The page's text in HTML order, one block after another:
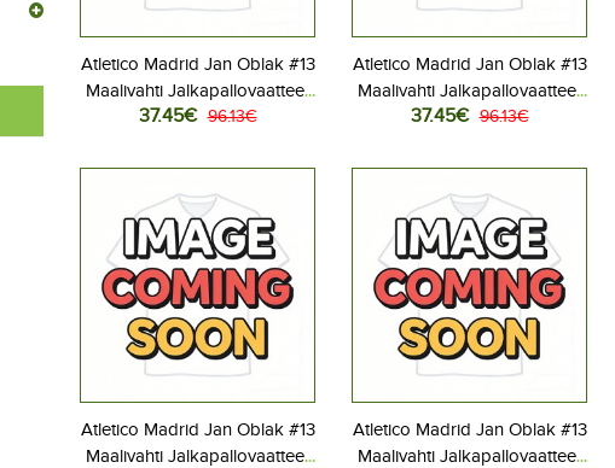
Atletico Madrid Jan Oblak #13
Maalivahti Jalkapallovaatteet
Lasten Kotipeliasu 2025-26
housut)
37.45€ 96.13€
Atletico Madrid Jan Oblak #13
Maalivahti Jalkapallovaatteet
Lasten Vieraspeliasu 2025-
housut)
37.45€ 96.13€
Atletico Madrid Jan Oblak #13
Maalivahti Jalkapallovaatteet
Atletico Madrid Jan Oblak #13
Maalivahti Jalkapallovaatteet